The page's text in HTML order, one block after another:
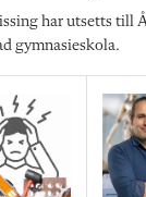
har utsetts till
gymnasieskola.